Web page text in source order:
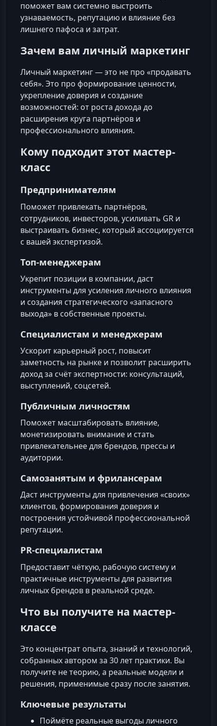
поможет вам системно выстроить
узнаваемость, репутацию и влияние без
лишнего пафоса и затрат.
Зачем вам личный маркетинг
Личный маркетинг — это не про «продавать
себя». Это про формирование ценности,
укрепление доверия и создание
возможностей: от роста дохода до
расширения круга партнёров и
профессионального влияния.
Кому подходит этот мастер-
класс
Предпринимателям
Поможет привлекать партнёров,
сотрудников, инвесторов, усиливать GR и
выстраивать бизнес, который ассоциируется
с вашей экспертизой.
Топ-менеджерам
Укрепит позиции в компании, даст
инструменты для усиления личного влияния
и создания стратегического «запасного
выхода» в собственные проекты.
Специалистам и менеджерам
Ускорит карьерный рост, повысит
заметность на рынке и позволит расширить
доход за счёт экспертности: консультаций,
выступлений, соцсетей.
Публичным личностям
Поможет масштабировать влияние,
монетизировать внимание и стать
привлекательнее для брендов, прессы и
аудитории.
Самозанятым и фрилансерам
Даст инструменты для привлечения «своих»
клиентов, формирования доверия и
построения устойчивой профессиональной
репутации.
PR-специалистам
Предоставит чёткую, рабочую систему и
практичные инструменты для развития
личных брендов в реальной среде.
Что вы получите на мастер-
классе
Это концентрат опыта, знаний и технологий,
собранных автором за 30 лет практики. Вы
получите не теорию, а реальные модели и
решения, применимые сразу после занятия.
Ключевые результаты
Поймёте реальные выгоды личного